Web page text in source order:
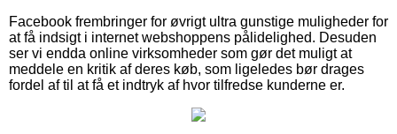
Facebook frembringer for øvrigt ultra gunstige muligheder for
at få indsigt i internet webshoppens pålidelighed. Desuden
ser vi endda online virksomheder som gør det muligt at
meddele en kritik af deres køb, som ligeledes bør drages
fordel af til at få et indtryk af hvor tilfredse kunderne er.